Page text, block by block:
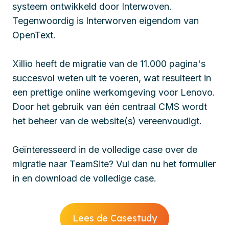
systeem ontwikkeld door Interwoven.
Tegenwoordig is Interworven eigendom van
OpenText.
Xillio heeft de migratie van de 11.000 pagina's
succesvol weten uit te voeren, wat resulteert in
een prettige online werkomgeving voor Lenovo.
Door het gebruik van één centraal CMS wordt
het beheer van de website(s) vereenvoudigt.
Geïnteresseerd in de volledige case over de
migratie naar TeamSite? Vul dan nu het formulier
in en download de volledige case.
Lees de Casestudy